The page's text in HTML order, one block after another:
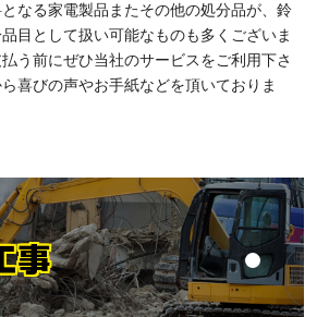
なる家電製品またその他の処分品が、鈴
目として扱い可能なものも多くございま
う前にぜひ当社のサービスをご利用下さ
喜びの声やお手紙などを頂いておりま
事